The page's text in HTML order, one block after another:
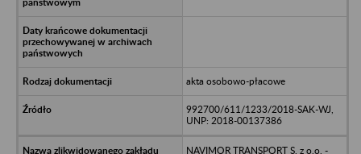
akta osobowo-płacowe
992700/611/1233/2018-SAK-WJ,
UNP: 2018-00137386
NAVIMOR TRANSPORT S. z o.o. -